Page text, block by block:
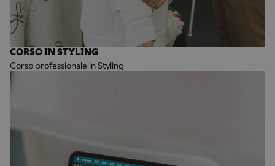
CORSO IN STYLING
Corso professionale in Styling